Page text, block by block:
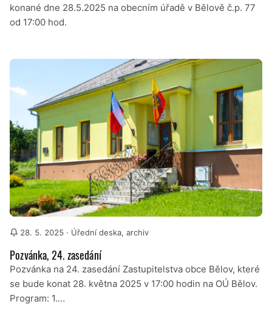
konané dne 28.5.2025 na obecním úřadě v Bělově č.p. 77
od 17:00 hod.
28. 5. 2025 · Úřední deska, archiv
Pozvánka, 24. zasedání
Pozvánka na 24. zasedání Zastupitelstva obce Bělov, které
se bude konat 28. května 2025 v 17:00 hodin na OÚ Bělov.
Program: 1.…